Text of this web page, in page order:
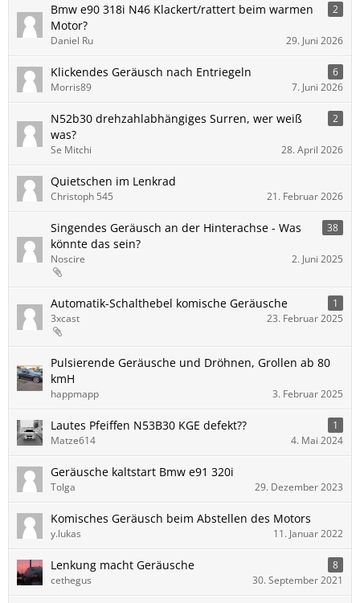
Bmw e90 318i N46 Klackert/rattert beim warmen
Motor?
2
Daniel Ru 29. Juni 2026
Klickendes Geräusch nach Entriegeln
6
Morris89
7. Juni 2026
N52b30 drehzahlabhängiges Surren, wer weiß
was?
2
Se Mitchi 28. April 2026
Quietschen im Lenkrad
Christoph 545 21. Februar 2026
Singendes Geräusch an der Hinterachse - Was
könnte das sein?
38
Noscire 2. Juni 2025
Automatik-Schalthebel komische Geräusche
1
3xcast
23. Februar 2025
Pulsierende Geräusche und Dröhnen, Grollen ab 80
kmH
happmapp 3. Februar 2025
Lautes Pfeiffen N53B30 KGE defekt??
1
Matze614
4. Mai 2024
Geräusche kaltstart Bmw e91 320i
Tolga 29. Dezember 2023
Komisches Geräusch beim Abstellen des Motors
y.lukas 11. Januar 2022
Lenkung macht Geräusche
8
cethegus
30. September 2021